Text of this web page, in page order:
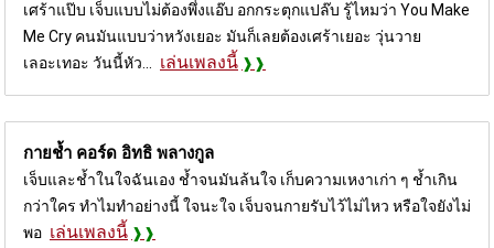
เศร้าแป๊บ เจ็บแบบไม่ต้องพึ่งแอ๊บ อกกระตุกแปล๊บ รู้ไหมว่า You Make
Me Cry คนมันแบบว่าหวังเยอะ มันก็เลยต้องเศร้าเยอะ วุ่นวาย
เลอะเทอะ วันนี้หัว... เล่นเพลงนี้
กายช้ำ คอร์ด อิทธิ พลางกูล
เจ็บและช้ำในใจฉันเอง ช้ำจนมันล้นใจ เก็บความเหงาเก่า ๆ ช้ำเกิน
กว่าใคร ทำไมทำอย่างนี้ ใจนะใจ เจ็บจนกายรับไว้ไม่ไหว หรือใจยังไม่
พอ เล่นเพลงนี้